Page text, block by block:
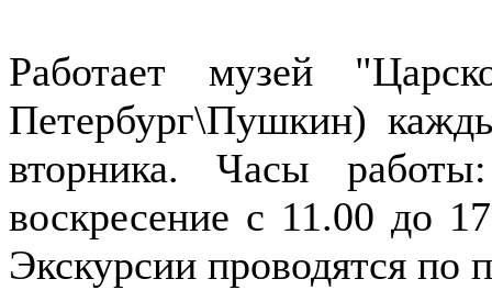
Работает музей
Петербург\Пушкин)
вторника. Часы
воскресение с 11.00 до
Экскурсии проводятся по